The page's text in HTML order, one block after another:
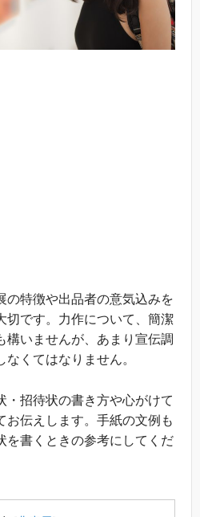
の特徴や出品者の意気込みを
切です。力作について、簡潔
構いませんが、あまり宣伝調
くてはなりません。
・招待状の書き方や心がけて
お伝えします。手紙の文例も
を書くときの参考にしてくだ